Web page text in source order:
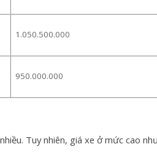
1.050.500.000
950.000.000
Tuy nhiên, giá xe ở mức cao